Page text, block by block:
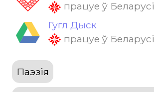
працуе ў Беларусі
Гугл Дыск
працуе ў Беларусі
Паэзія